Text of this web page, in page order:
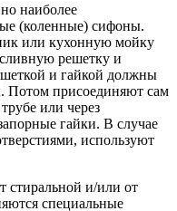
наиболее
(коленные) сифоны.
или кухонную мойку
решетку и
и гайкой должны
Потом присоединяют сам
или через
гайки. В случае
используют
стиральной и/или от
специальные